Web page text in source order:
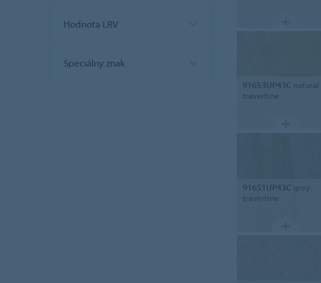
Hodnota LRV
Špeciálny znak
91653UP43C natural
travertine
91651UP43C grey
travertine